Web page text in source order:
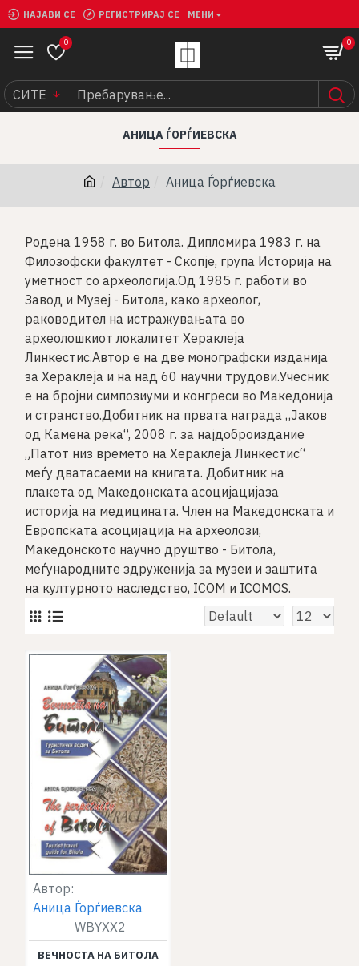
НАЈАВИ СЕ РЕГИСТРИРАЈ СЕ МЕНИ
0 0
СИТЕ
Автор Аница Ѓорѓиевска
АНИЦА ЃОРЃИЕВСКА
Родена 1958 г. во Битола. Дипломира 1983 г. на
Филозофски факултет - Скопје, група Историја на
уметност со археологија.Од 1985 г. работи во
Завод и Музеј - Битола, како археолог,
раководител на истражувањата во
археолошкиот локалитет Хераклеја
Линкестис.Автор е на две монографски изданија
за Хераклеја и на над 60 научни трудови.Учесник
е на бројни симпозиуми и конгреси во Македонија
и странство.Добитник на првата награда „Јаков
од Камена река“, 2008 г. за најдоброиздание
„Патот низ времето на Хераклеја Линкестис“
меѓу дватасаеми на книгата. Добитник на
плакета од Македонската асоцијацијаза
историја на медицината. Член на Македонската и
Европската асоцијација на археолози,
Македонското научно друштво - Битола,
меѓународните здруженија за музеи и заштита
на културното наследство, ICOM и ICOMOS.
Автор:
Аница Ѓорѓиевска
WBYXX2
ВЕЧНОСТА НА БИТОЛА